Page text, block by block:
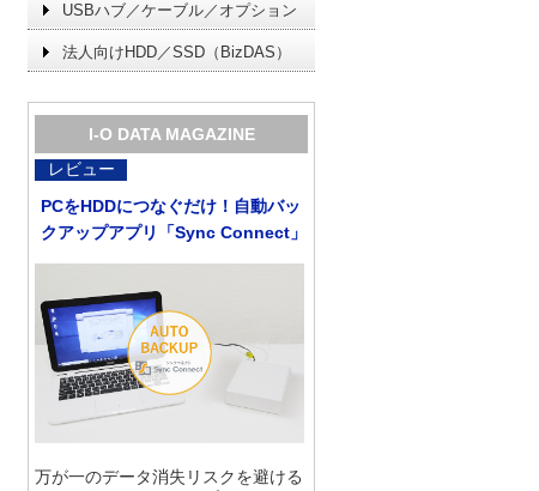
USBハブ／ケーブル／オプション
法人向けHDD／SSD（BizDAS）
I-O DATA MAGAZINE
レビュー
PCをHDDにつなぐだけ！自動バッ
クアップアプリ「Sync Connect」
万が一のデータ消失リスクを避ける